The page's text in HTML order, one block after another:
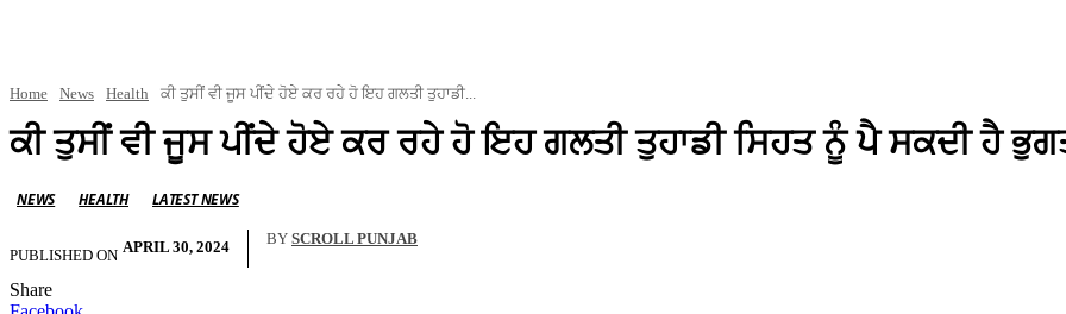
Home News Health ਕੀ ਤੁਸੀਂ ਵੀ ਜੂਸ ਪੀਂਦੇ ਹੋਏ ਕਰ ਰਹੇ ਹੋ ਇਹ ਗਲਤੀ ਤੁਹਾਡੀ...
ਕੀ ਤੁਸੀਂ ਵੀ ਜੂਸ ਪੀਂਦੇ ਹੋਏ ਕਰ ਰਹੇ ਹੋ ਇਹ ਗਲਤੀ ਤੁਹਾਡੀ ਸਿਹਤ ਨੂੰ ਪੈ ਸਕਦੀ ਹੈ
NEWS HEALTH LATEST NEWS
PUBLISHED ON APRIL 30, 2024 BY SCROLL PUNJAB
Share